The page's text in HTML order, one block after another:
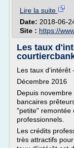
Lire la suite
Date: 2018-06-
Site : https://
Les taux
Les taux d'intérêt
Décembre 2016
Depuis
bancaires
"petite" remontée
professionnels.
Les crédits
très attractifs